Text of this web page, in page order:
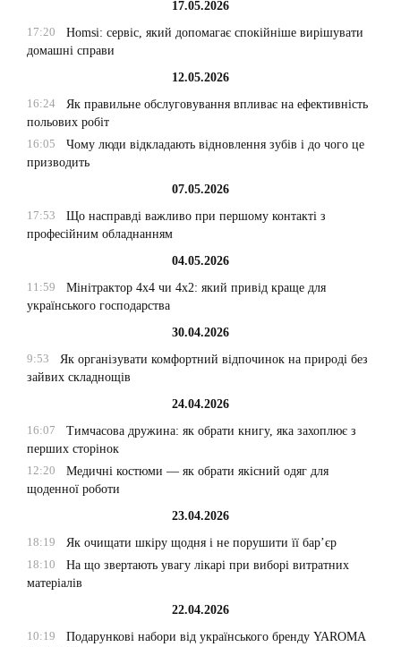
17.05.2026
17:20
Homsi: сервіс, який допомагає спокійніше вирішувати
домашні справи
12.05.2026
16:24
Як правильне обслуговування впливає на ефективність
польових робіт
16:05
Чому люди відкладають відновлення зубів і до чого це
призводить
07.05.2026
17:53
Що насправді важливо при першому контакті з
професійним обладнанням
04.05.2026
11:59
Мінітрактор 4х4 чи 4х2: який привід краще для
українського господарства
30.04.2026
9:53
Як організувати комфортний відпочинок на природі без
зайвих складнощів
24.04.2026
16:07
Тимчасова дружина: як обрати книгу, яка захоплює з
перших сторінок
12:20
Медичні костюми — як обрати якісний одяг для
щоденної роботи
23.04.2026
18:19
Як очищати шкіру щодня і не порушити її бар’єр
18:10
На що звертають увагу лікарі при виборі витратних
матеріалів
22.04.2026
10:19
Подарункові набори від українського бренду YAROMA